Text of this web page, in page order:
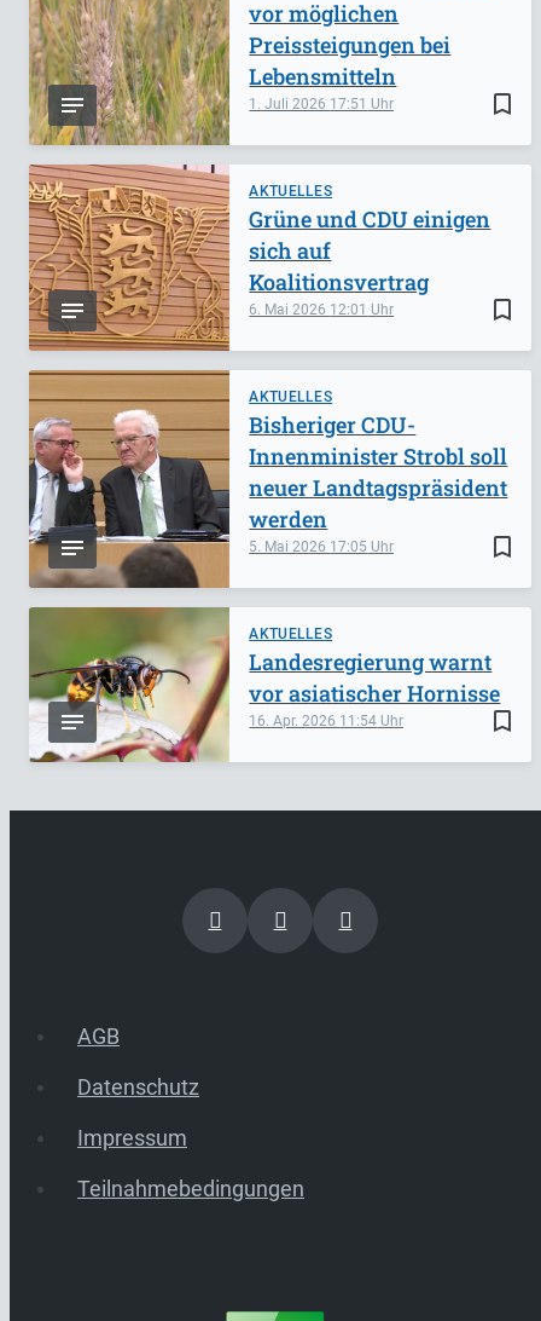
bookmark_border
1. Juli 2026 17:51
vor möglichen
Preissteigungen bei
Lebensmitteln
AKTUELLES
bookmark_border
6. Mai 2026 12:01
Grüne und CDU einigen
sich auf
Koalitionsvertrag
AKTUELLES
bookmark_border
5. Mai 2026 17:05
Bisheriger CDU-
Innenminister Strobl soll
neuer Landtagspräsident
werden
AKTUELLES
bookmark_border
16. Apr. 2026 11:54
Landesregierung warnt
vor asiatischer Hornisse
AGB
Datenschutz
Impressum
Teilnahmebedingungen